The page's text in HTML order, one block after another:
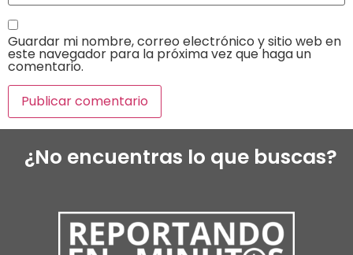
Guardar mi nombre, correo electrónico y sitio web en
este navegador para la próxima vez que haga un
comentario.
¿No encuentras lo que buscas?